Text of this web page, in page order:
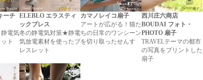
ーチ
電気
ト
ELEBLO エラスティ
ックブレス
冬の静電気対策★静電
気放電素材を使ったブ
レスレット
カマノレイコ扇子
アートが広がる！猫た
ちの日常のワンシーン
を切り取ったせんす
西川庄六商店
BOUDAI フォト・
PHOTO 扇子
TRAVELテーマの都市
の写真をプリントした
扇子